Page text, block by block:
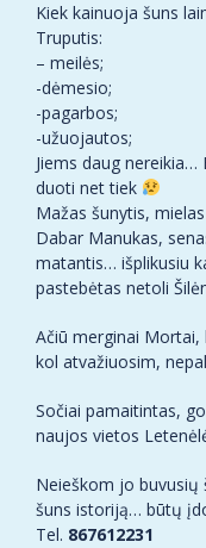
Kiek kainuoja šuns
Truputis:
– meilės;
-dėmesio;
-pagarbos;
-užuojautos;
Jiems daug nereikia…
duoti net tiek
Mažas šunytis,
Dabar Manukas,
matantis… išplikusiu
pastebėtas netoli
Ačiū merginai Mortai,
kol atvažiuosim,
Sočiai pamaitintas,
naujos vietos
Neieškom jo buvusių
šuns istoriją… būtų
Tel. 867612231